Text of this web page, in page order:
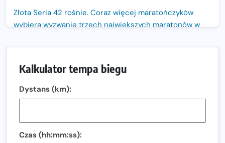
Złota Seria 42 rośnie. Coraz więcej maratończyków
wybiera wyzwanie trzech największych maratonów w
Największy Bieg Powstania Warszawskiego w historii.
Ponad 12 tysięcy uczestników pobiegło dla Bohaterów!
Co ma dużo białka? Produkty, które warto włączyć do
diety
Kalkulator tempa biegu
Dystans (km):
Czas (hh:mm:ss):